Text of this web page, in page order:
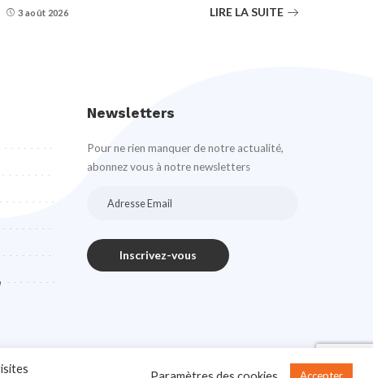
3 août 2026 LIRE LA SUITE
Newsletters
Pour ne rien manquer de notre actualité,
abonnez vous à notre newsletters